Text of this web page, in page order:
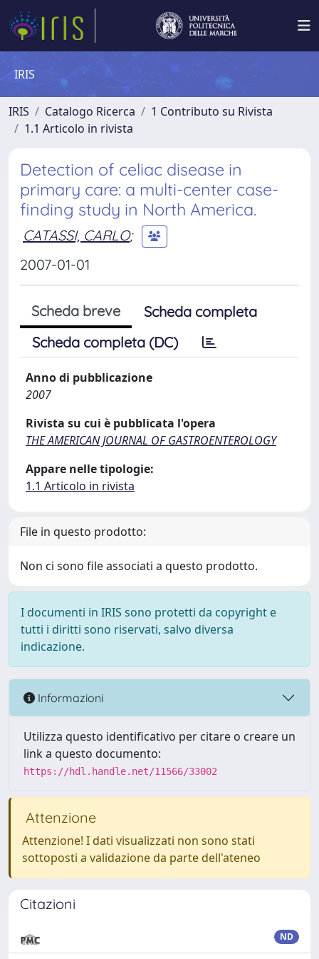
IRIS
IRIS Catalogo Ricerca
1 Contributo su Rivista
1.1 Articolo in rivista
Detection of celiac disease in
primary care: a multi-center case-
finding study in North America.
CATASSI, CARLO;
2007-01-01
Scheda breve
Scheda completa
Scheda completa (DC)
Anno di pubblicazione
2007
Rivista su cui è pubblicata l'opera
THE AMERICAN JOURNAL OF GASTROENTEROLOGY
Appare nelle tipologie:
1.1 Articolo in rivista
File in questo prodotto:
Non ci sono file associati a questo prodotto.
I documenti in IRIS sono protetti da copyright e
tutti i diritti sono riservati, salvo diversa
indicazione.
Informazioni
Utilizza questo identificativo per citare o creare un
link a questo documento:
https://hdl.handle.net/11566/33002
Attenzione
Attenzione! I dati visualizzati non sono stati
sottoposti a validazione da parte dell'ateneo
Citazioni
ND